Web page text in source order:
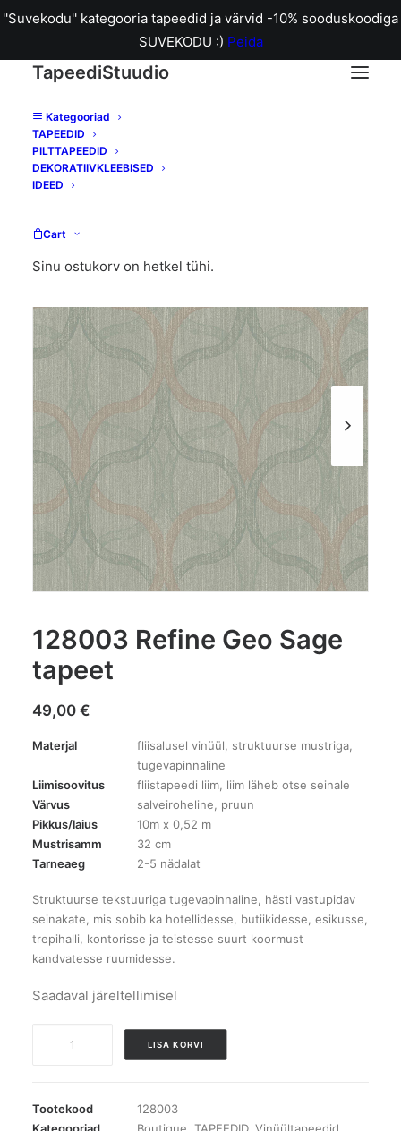
''Suvekodu'' kategooria tapeedid ja värvid -10% sooduskoodiga
SUVEKODU :) Peida
TapeediStuudio
Kategooriad
TAPEEDID
PILTTAPEEDID
DEKORATIIVKLEEBISED
IDEED
Cart
Sinu ostukorv on hetkel tühi.
Home 128003 Refine Geo Sage tapeet
128003 Refine Geo Sage
tapeet
49,00 €
Materjal
fliisalusel vinüül, struktuurse mustriga,
tugevapinnaline
Liimisoovitus
fliistapeedi liim, liim läheb otse seinale
Värvus
salveiroheline, pruun
Pikkus/laius
10m x 0,52 m
Mustrisamm
32 cm
Tarneaeg
2-5 nädalat
Struktuurse tekstuuriga tugevapinnaline, hästi vastupidav
seinakate, mis sobib ka hotellidesse, butiikidesse, esikusse,
trepihalli, kontorisse ja teistesse suurt koormust
kandvatesse ruumidesse.
Saadaval järeltellimisel
Sage
tapeet
LISA KORVI
Tootekood
128003